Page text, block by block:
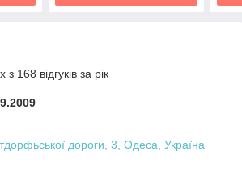
168 відгуків за рік
дороги, 3, Одеса, Україна